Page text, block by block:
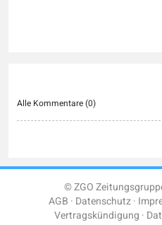
Alle Kommentare (0)
© ZGO
AGB Datenschutz
Vertragskündigung